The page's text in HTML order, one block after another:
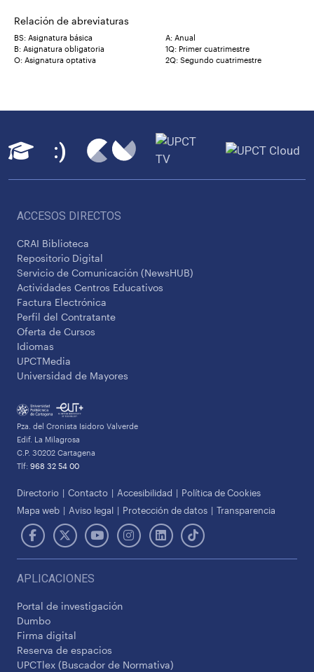
Relación de abreviaturas
BS: Asignatura básica
B: Asignatura obligatoria
O: Asignatura optativa
A: Anual
1Q: Primer cuatrimestre
2Q: Segundo cuatrimestre
ACCESOS DIRECTOS
CRAI Biblioteca
Repositorio Digital
Servicio de Comunicación (NewsHUB)
Actividades Centros Educativos
Factura Electrónica
Perfil del Contratante
Oferta de Cursos
Idiomas
UPCTMedia
Universidad de Mayores
Pza. del Cronista Isidoro Valverde
Edif. La Milagrosa
C.P. 30202 Cartagena
Tlf: 968 32 54 00
Directorio Contacto Accesibilidad
Política de Cookies
Mapa web
Aviso legal Protección de datos Transparencia
APLICACIONES
Portal de investigación
Dumbo
Firma digital
Reserva de espacios
UPCTlex (Buscador de Normativa)